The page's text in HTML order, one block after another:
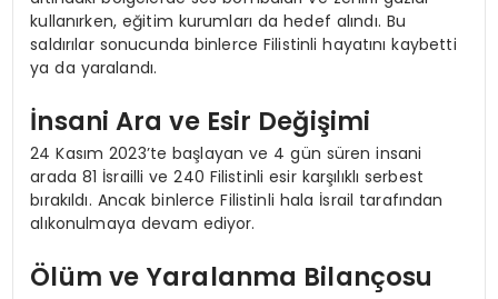
kullanırken, eğitim kurumları da hedef alındı. Bu
saldırılar sonucunda binlerce Filistinli hayatını kaybetti
ya da yaralandı.
İnsani Ara ve Esir Değişimi
24 Kasım 2023’te başlayan ve 4 gün süren insani
arada 81 İsrailli ve 240 Filistinli esir karşılıklı serbest
bırakıldı. Ancak binlerce Filistinli hala İsrail tarafından
alıkonulmaya devam ediyor.
Ölüm ve Yaralanma Bilançosu